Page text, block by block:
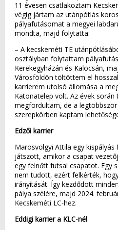
11 évesen csatlakoztam
végig jártam az utánpótlás
pályafutásomat a megyei
mondta, majd folytatta:
– A kecskeméti TE
osztályban folytattam
Kerekegyházán és Kalocsán,
Városföldön töltöttem el
karrierem utolsó állomása a
Katonatelep volt. Az évek során
megfordultam, de a
szerepkörben kaptam
Edzői karrier
Marosvölgyi Attila egy
játszott, amikor a csapat
egy felnőtt futsal csapatot. Egy
nem tudott, ezért felkérték,
irányítását. Így kezdődött
pálya szélére, majd 2024.
Kecskeméti LC-hez.
Eddigi karrier a KLC-nél